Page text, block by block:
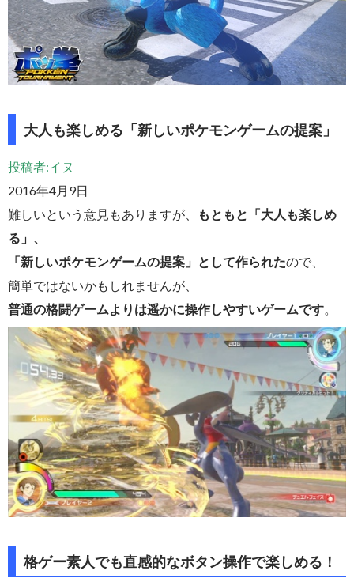
大人も楽しめる「新しいポケモンゲームの提案」
投稿者:イヌ
2016年4月9日
難しいという意見もありますが、
もともと「大人も楽しめ
る」、
「新しいポケモンゲームの提案」として作られたので、
簡単ではないかもしれませんが、
普通の格闘ゲームよりは遥かに操作しやすいゲームです。
格ゲー素人でも直感的なボタン操作で楽しめる！